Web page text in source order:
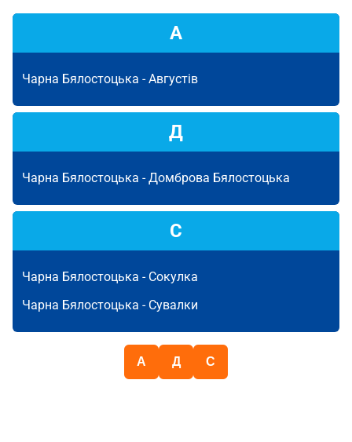
А
Чарна Бялостоцька -Августів
Д
Чарна Бялостоцька -Домброва Бялостоцька
С
Чарна Бялостоцька - Сокулка
Чарна Бялостоцька - Сувалки
А Д С